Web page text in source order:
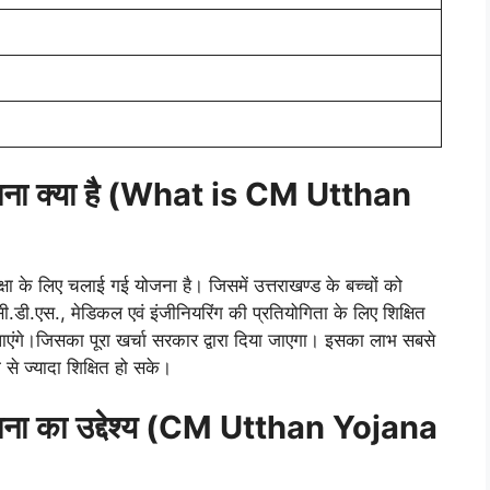
क्या है (What is CM Utthan
के लिए चलाई गई योजना है। जिसमें उत्तराखण्ड के बच्चों को
मेडिकल एवं इंजीनियरिंग की प्रतियोगिता के लिए शिक्षित
पूरा खर्चा सरकार द्वारा दिया जाएगा। इसका लाभ सबसे
से ज्यादा शिक्षित हो सके।
का उद्देश्य (CM Utthan Yojana